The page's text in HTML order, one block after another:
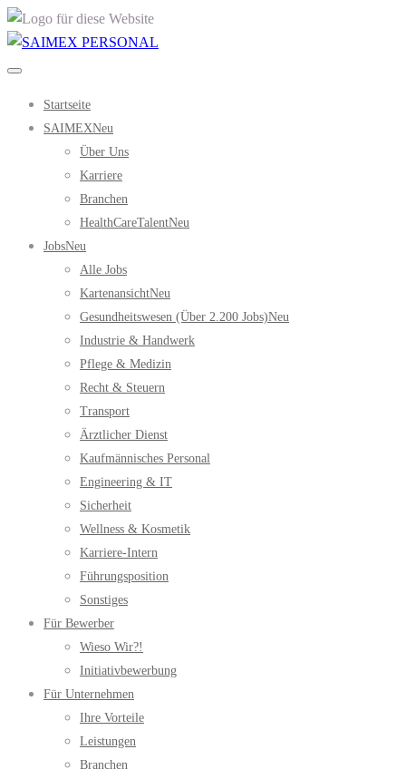
Startseite
SAIMEXNeu
Über Uns
Karriere
Branchen
HealthCareTalentNeu
JobsNeu
Alle Jobs
KartenansichtNeu
Gesundheitswesen (über 2.200 Jobs)Neu
Industrie & Handwerk
Pflege & Medizin
Recht & Steuern
Transport
Ärztlicher Dienst
Kaufmännisches Personal
Engineering & IT
Sicherheit
Wellness & Kosmetik
Karriere-Intern
Führungsposition
Sonstiges
Für Bewerber
Wieso Wir?!
Initiativbewerbung
Für Unternehmen
Ihre Vorteile
Leistungen
Branchen